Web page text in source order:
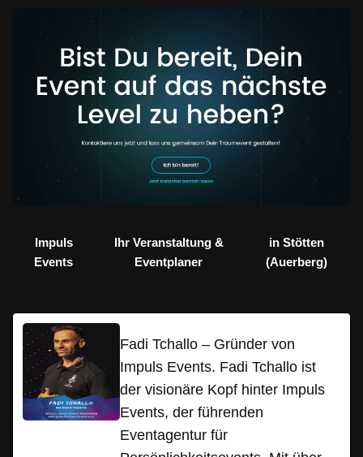
Impuls
Events
Ihr Veranstaltung &
Eventplaner
in Stötten
(Auerberg)
Fadi Tchallo – Gründer von
Impuls Events. Fadi Tchallo ist
der visionäre Kopf hinter Impuls
Events, der führenden
Eventagentur für